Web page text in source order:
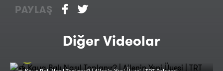
PAYLAŞ
Diğer Videolar